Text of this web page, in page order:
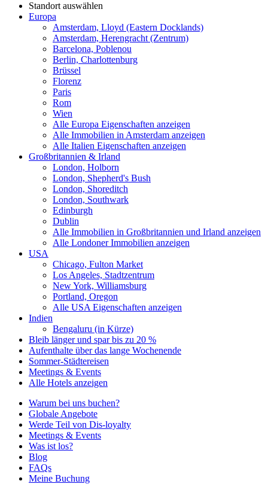
Standort auswählen
Europa
Amsterdam, Lloyd (Eastern Docklands)
Amsterdam, Herengracht (Zentrum)
Barcelona, Poblenou
Berlin, Charlottenburg
Brüssel
Florenz
Paris
Rom
Wien
Alle Europa Eigenschaften anzeigen
Alle Immobilien in Amsterdam anzeigen
Alle Italien Eigenschaften anzeigen
Großbritannien & Irland
London, Holborn
London, Shepherd's Bush
London, Shoreditch
London, Southwark
Edinburgh
Dublin
Alle Immobilien in Großbritannien und Irland anzeigen
Alle Londoner Immobilien anzeigen
USA
Chicago, Fulton Market
Los Angeles, Stadtzentrum
New York, Williamsburg
Portland, Oregon
Alle USA Eigenschaften anzeigen
Indien
Bengaluru (in Kürze)
Bleib länger und spar bis zu 20 %
Aufenthalte über das lange Wochenende
Sommer-Städtereisen
Meetings & Events
Alle Hotels anzeigen
Warum bei uns buchen?
Globale Angebote
Werde Teil von Dis-loyalty
Meetings & Events
Was ist los?
Blog
FAQs
Meine Buchung